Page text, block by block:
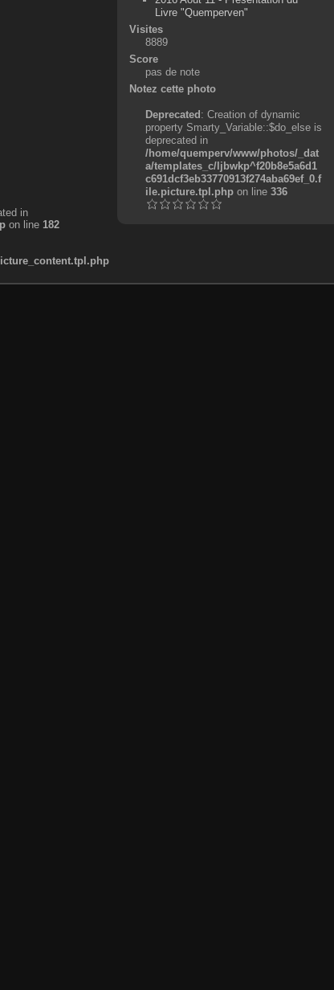
in
on line 182
Livre "Quemperven"
Visites
8889
Score
pas de note
Notez cette photo
Deprecated: Creation of dynamic
property Smarty_Variable::$do_else is
deprecated in
/home/quemperv/www/photos/_dat
a/templates_c/ljbwkp^f20b8e5a6d1
c691dcf3eb33770913f274aba69ef_0.f
ile.picture.tpl.phpon line 336